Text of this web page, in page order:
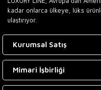
kadar onlarca ülkeye, lüks
ulaştırıyor.
Kurumsal Satış
Mimari İşbirliği